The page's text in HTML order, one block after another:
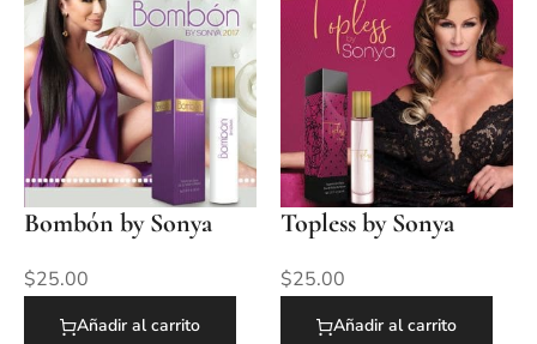
Bombón by Sonya
$25.00
Añadir al carrito
Topless by Sonya
$25.00
Añadir al carrito